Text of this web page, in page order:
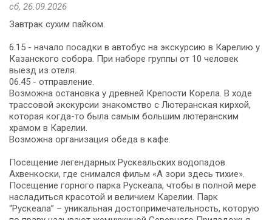
сб, 26.09.2026
Завтрак сухим пайком.
6.15 - начало посадки в автобус на экскурсию в Карелию у
Казанского собора. При наборе группы от 10 человек
выезд из отеля.
06.45 - отправление.
Возможна остановка у древней Крепости Корела. В ходе
трассовой экскурсии знакомство с Лютеранская кирхой,
которая когда-то была самым большим лютеранским
храмом в Карелии.
Возможна организация обеда в кафе.
Посещение легендарных Рускеальских водопадов
Ахвенкоски, где снимался фильм «А зори здесь тихие».
Посещение горного парка Рускеала, чтобы в полной мере
насладиться красотой и величием Карелии. Парк
“Рускеала” – уникальная достопримечательность, которую